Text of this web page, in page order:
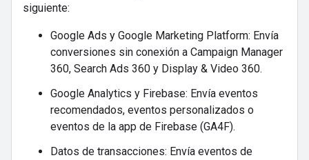
siguiente:
Google Ads y Google Marketing Platform: Envía
conversiones sin conexión a Campaign Manager
360, Search Ads 360 y Display & Video 360.
Google Analytics y Firebase: Envía eventos
recomendados, eventos personalizados o
eventos de la app de Firebase (GA4F).
Datos de transacciones: Envía eventos de